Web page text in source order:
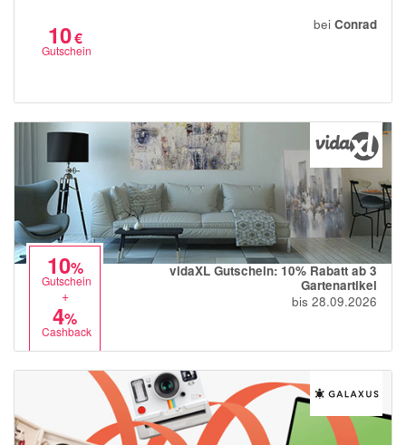
10€
Gutschein
bei Conrad
10%
Gutschein
+
4%
Cashback
vidaXL Gutschein: 10% Rabatt ab 3
Gartenartikel
bis 28.09.2026